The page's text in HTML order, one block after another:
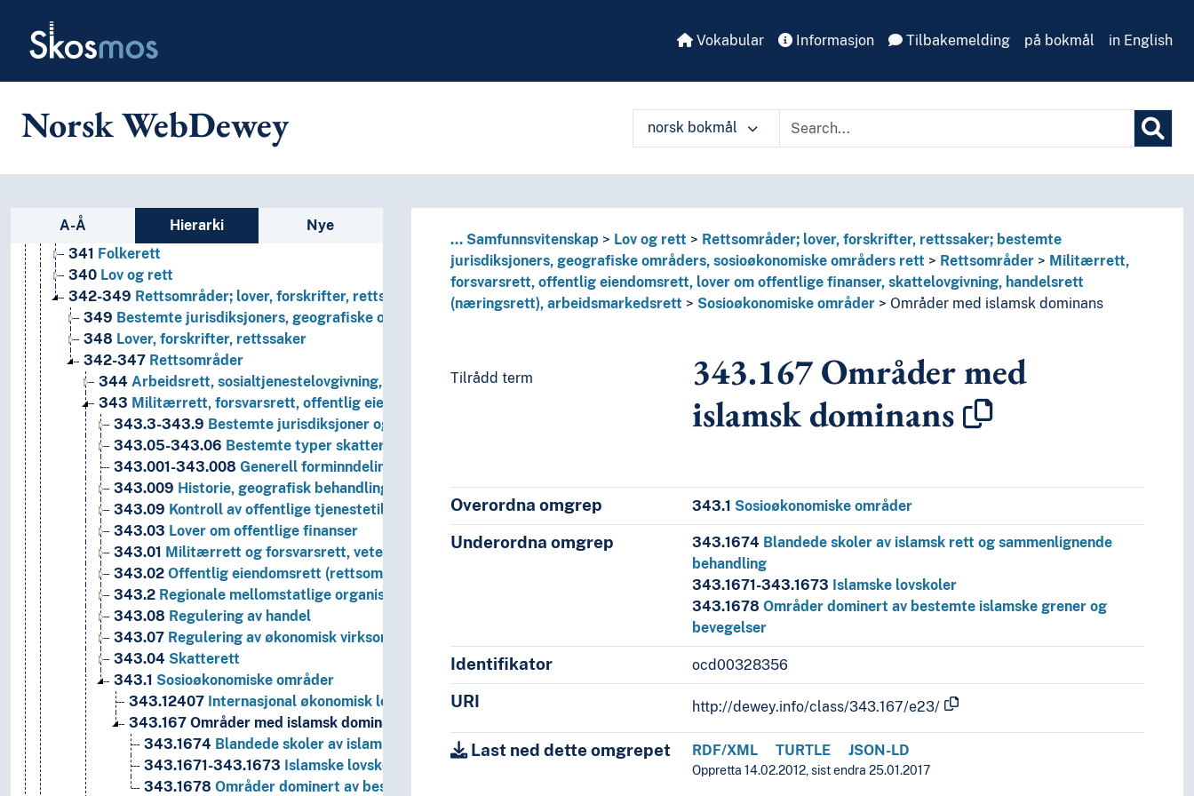
Skosmos Vokabular Informasjon Tilbakemelding på bokmål in English
Norsk WebDewey norsk bokmål
Sidefelt: navigér i vokabularet
A-Å Hierarki Nye
T4--0
T5--0Hjelpetabell 5. Etniske og nasjonale grupper
T6--0Hjelpetabell 6. Språk
0Informatikk, informasjon og generelle verker
8Litteratur
Handel, kommunikasjonsmidler og samferdsel
34Lov og rett
341 Folkerett
340 Lov og rett
342-349 Rettsområder; lover, forskrifter, rettssaker; bestemte jurisdiksjoners, geografiske områders, sosioøkonomiske områders rett
349 Bestemte jurisdiksjoners, geografiske områders, sosioøkonomiske områders, regionale mellomstatlige organisasjoners rett
348 Lover, forskrifter, rettssaker
342-347 Rettsområder
344 Arbeidsrett, sosialtjenestelovgivning, utdanningsrett, kulturlover
343 Militærrett, forsvarsrett, offentlig eiendomsrett, lover om offentlige finanser, skattelovgivning, handelsrett (næringsrett), arbeidsmarkedsrett
343.3-343.9 Bestemte jurisdiksjoner og geografiske områder
343.05-343.06 Bestemte typer skatter og avgifter
343.001-343.008 Generell forminndeling
343.009 Historie, geografisk behandling, biografier
343.09 Kontroll av offentlige tjenestetilbud
343.03 Lover om offentlige finanser
343.01 Militærrett og forsvarsrett, veteranlover
343.02 Offentlig eiendomsrett (rettsområde)
343.2 Regionale mellomstatlige organisasjoner
343.08 Regulering av handel
343.07 Regulering av økonomisk virksomhet
343.04 Skatterett
343.1 Sosioøkonomiske områder
343.12407 Internasjonal økonomisk lovgivning--utviklingsland
343.167 Områder med islamsk dominans
343.1674 Blandede skoler av islamsk rett og sammenlignende behandling
343.1671-343.1673 Islamske lovskoler
343.1678 Områder dominert av bestemte islamske grener og bevegelser
... Samfunnsvitenskap Lov og rett
Rettsområder; lover, forskrifter, rettssaker; bestemte
jurisdiksjoners, geografiske områders, sosioøkonomiske områders rett
Rettsområder
Militærrett,
forsvarsrett, offentlig eiendomsrett, lover om offentlige finanser, skattelovgivning, handelsrett
(næringsrett), arbeidsmarkedsrett
Sosioøkonomiske områder Områder med islamsk dominans
Tilrådd term 343.167Områder med
islamsk dominans
Overordna omgrep 343.1 Sosioøkonomiske områder
Underordna omgrep 343.1674 Blandede skoler av islamsk rett og sammenlignende
behandling
343.1671-343.1673 Islamske lovskoler
343.1678Områder dominert av bestemte islamske grener og
bevegelser
Identifikator ocd00328356
URI http://dewey.info/class/343.167/e23/
Last ned dette omgrepet RDF/XML TURTLE JSON-LD
Oppretta 14.02.2012, sist endra 25.01.2017